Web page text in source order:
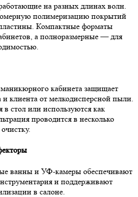
на разных длинах волн.
полимеризацию покрытий
Компактные форматы
а полноразмерные — для
кабинета защищает
клиента от мелкодисперсной пыли.
в стол или используются как
проводится в несколько
ванны и УФ-камеры обеспечивают
и поддерживают
в салоне.